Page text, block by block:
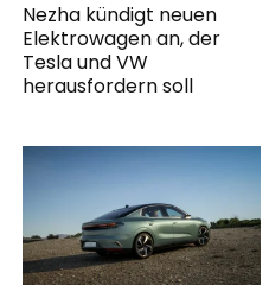
Nezha kündigt neuen
Elektrowagen an, der
Tesla und VW
herausfordern soll